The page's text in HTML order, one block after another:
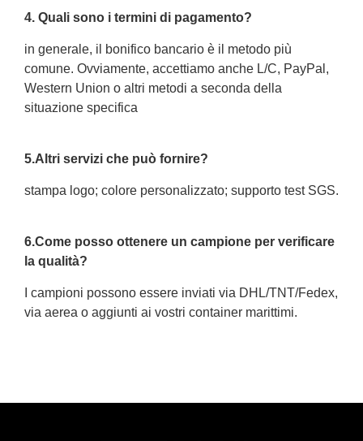
4. Quali sono i termini di pagamento?
in generale, il bonifico bancario è il metodo più
comune. Ovviamente, accettiamo anche L/C, PayPal,
Western Union o altri metodi a seconda della
situazione specifica
5.Altri servizi che può fornire?
stampa logo; colore personalizzato; supporto test SGS.
6.Come posso ottenere un campione per verificare
la qualità?
I campioni possono essere inviati via DHL/TNT/Fedex,
via aerea o aggiunti ai vostri container marittimi.